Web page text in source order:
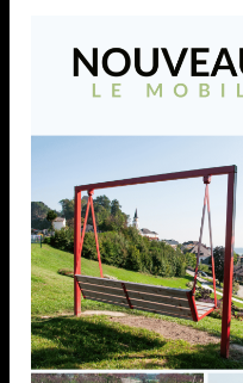
VONDA
La méridienne VONDA
être en extérieur. Son
position de repos